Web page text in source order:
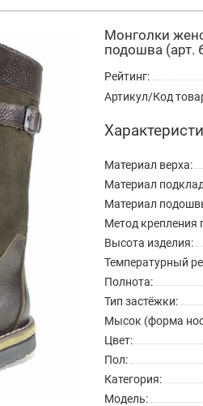
Монголки
подошва (арт.
Рейтинг:
Артикул/Код
Материал верха:
Материал
Материал
Метод крепления
Высота изделия:
Температурный
Полнота:
Тип застёжки:
Мысок (форма
Цвет:
Пол:
Категория:
Модель: